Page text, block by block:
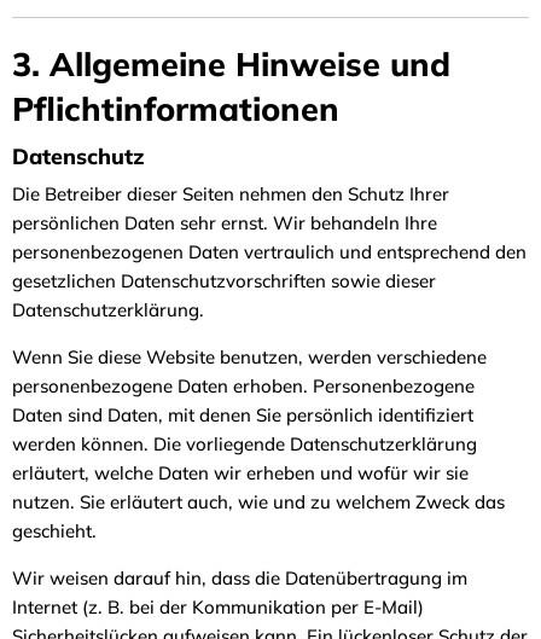
3. Allgemeine Hinweise und
Pflichtinformationen
Datenschutz
Die Betreiber dieser Seiten nehmen den Schutz Ihrer
persönlichen Daten sehr ernst. Wir behandeln Ihre
personenbezogenen Daten vertraulich und entsprechend den
gesetzlichen Datenschutzvorschriften sowie dieser
Datenschutzerklärung.
Wenn Sie diese Website benutzen, werden verschiedene
personenbezogene Daten erhoben. Personenbezogene
Daten sind Daten, mit denen Sie persönlich identifiziert
werden können. Die vorliegende Datenschutzerklärung
erläutert, welche Daten wir erheben und wofür wir sie
nutzen. Sie erläutert auch, wie und zu welchem Zweck das
geschieht.
Wir weisen darauf hin, dass die Datenübertragung im
Internet (z. B. bei der Kommunikation per E-Mail)